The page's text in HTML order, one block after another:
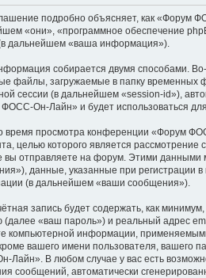
подробно объясняет, как «Форум
«они», «программное обеспечение
дальнейшем «ваша информация»).
собирается двумя способами.
файлы, загружаемые в папку временных
сессии (в дальнейшем «session-id»),
Он-Лайн» и будет использоваться
время просмотра конференции «Форум
целью которого является
вы отправляете на форум. Этими
данные, указанные при регистрации
(в дальнейшем «ваши сообщения»).
запись будет содержать, как
(далее «ваш пароль») и реальный адрес
компьютерной информации,
вашего имени пользователя, вашего
Лайн». В любом случае у вас есть
сообщений, автоматически